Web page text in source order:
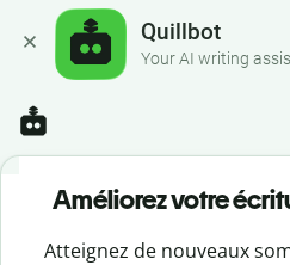
Quillbot
Your AI writing
Améliorez votre
Atteignez de nouveaux